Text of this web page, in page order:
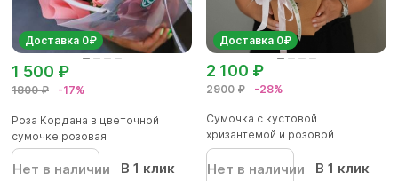
Доставка 0₽
1800 ₽ -17%
1 500 ₽
Роза Кордана в цветочной
сумочке розовая
Нет в наличии В 1 клик
Доставка 0₽
2900 ₽ -28%
2 100 ₽
Сумочка с кустовой
хризантемой и розовой
герберой
Нет в наличии В 1 клик